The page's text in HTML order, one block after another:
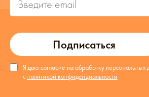
Подписаться
Я даю согласие на обработку персональных
с политикой конфиденциальности